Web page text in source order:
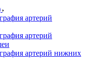
артерий
артерий
артерий нижних